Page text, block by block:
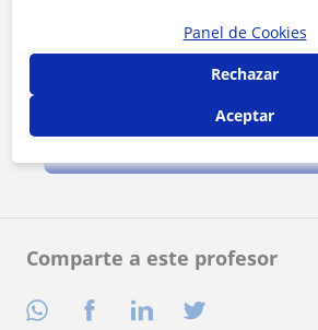
Comparte a este profesor
Al hacer clic, aceptas nuestroaviso legal
Contactar ahora
Panel de Cookies
Rechazar
Aceptar